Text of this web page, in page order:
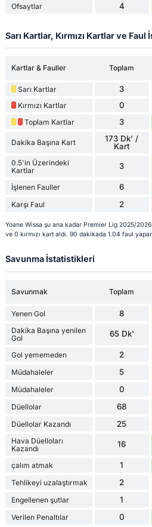
Ofsaytlar 4
Sarı Kartlar, Kırmızı Kartlar ve
Kartlar & Fauller Toplam
Sarı Kartlar 3
Kırmızı Kartlar 0
Toplam Kartlar 3
Dakika Başına Kart
173 Dk' /
Kart
0.5'in Üzerindeki
Kartlar
3
İşlenen Fauller 6
Karşı Faul 2
Yoane Wissa şu ana kadar Premier Lig 2025/
ve 0 kırmızı kart aldı. 90 dakikada 1.04 faul
Savunma İstatistikleri
Savunmak Toplam
Yenen Gol 8
Dakika Başına yenilen
Gol
65 Dk'
Gol yememeden 2
Müdahaleler 5
Müdahaleler 0
Düellolar 68
Düellolar Kazandı 25
Hava Düelloları
Kazandı
16
çalım atmak 1
Tehlikeyi uzalaştırmak 2
Engellenen şutlar 1
Verilen Penaltılar 0